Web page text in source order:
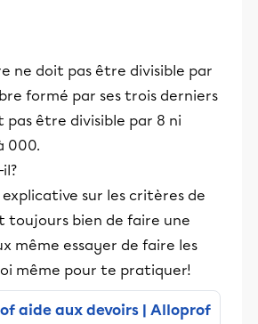
ne doit pas être divisible par
formé par ses trois derniers
pas être divisible par 8 ni
000.
sur les critères de
toujours bien de faire une
même essayer de faire les
même pour te pratiquer!
aide aux devoirs | Alloprof